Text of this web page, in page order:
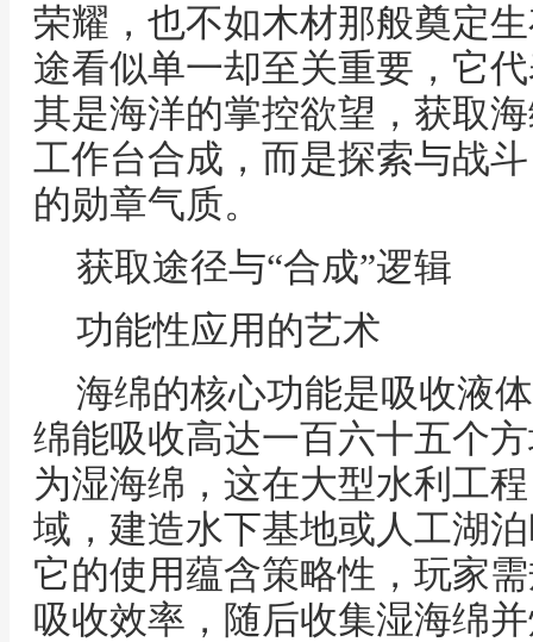
荣耀，也不如木材那般奠定
途看似单一却至关重要，它
其是海洋的掌控欲望，获取
工作台合成，而是探索与战
的勋章气质。
获取途径与“合成”逻辑
功能性应用的艺术
海绵的核心功能是吸收液
绵能吸收高达一百六十五个
为湿海绵，这在大型水利工
域，建造水下基地或人工湖
它的使用蕴含策略性，玩家
吸收效率，随后收集湿海绵